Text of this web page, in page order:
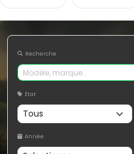
Recherche
État
Année